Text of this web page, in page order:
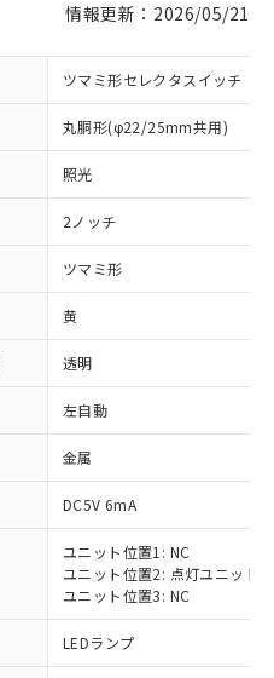
情報更新：2026/05/21
ツマミ形セレクタスイッチ
丸胴形(φ22/25mm共用)
照光
2ノッチ
ツマミ形
黄
透明
左自動
金属
DC5V 6mA
ユニット位置1: NC
ユニット位置2: 点灯ユニット
ユニット位置3: NC
LEDランプ